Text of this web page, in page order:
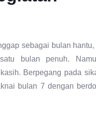
sebagai bulan hantu,
bulan penuh.
Berpegang pada
bulan 7 dengan